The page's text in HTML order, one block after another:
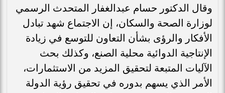
وقال الدكتور حسام عبدالغفار المتحدث الرسمي
لوزارة الصحة والسكان، إن الاجتماع شهد تبادل
الأفكار والرؤى بشأن التعاون للتوسع في زيادة
الإنتاجية الدوائية محلية الصنع، وكذلك بحث
الآليات المتبعة لتحقيق المزيد من الاستثمارات،
الأمر الذي يسهم بدوره في تحقيق رؤية الدولة